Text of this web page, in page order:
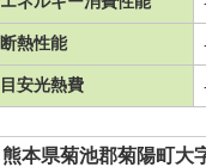
断熱性能
目安光熱費
熊本県菊池郡菊陽町大